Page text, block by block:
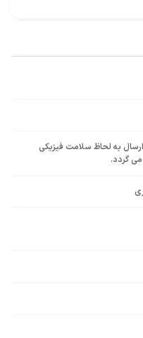
ارسال به لحاظ سلامت فیزیکی
می گردد.